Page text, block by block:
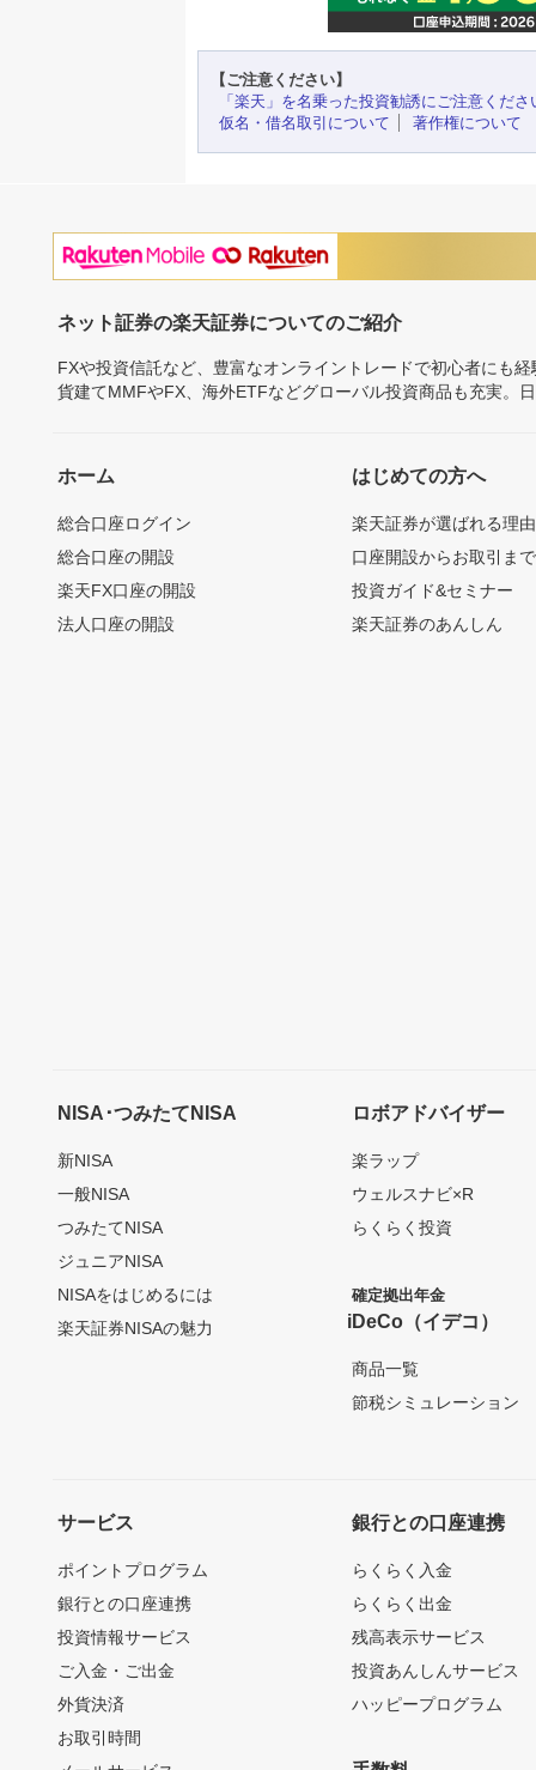
【ご注意ください】
「楽天」を名乗った投資勧誘にご注意くださ
仮名・借名取引について
著作権について
ネット証券の楽天証券についてのご紹介
FXや投資信託など、豊富なオンライントレードで初心者にも
貨建てMMFやFX、海外ETFなどグローバル投資商品も充実。
ホーム
総合口座ログイン
総合口座の開設
楽天FX口座の開設
法人口座の開設
はじめての方へ
楽天証券が選ばれる理由
口座開設からお取引ま
投資ガイド&セミナー
楽天証券のあんしん
NISA･つみたてNISA
新NISA
一般NISA
つみたてNISA
ジュニアNISA
NISAをはじめるには
楽天証券NISAの魅力
ロボアドバイザー
楽ラップ
ウェルスナビ×R
らくらく投資
確定拠出年金
iDeCo（イデコ）
商品一覧
節税シミュレーション
サービス
ポイントプログラム
銀行との口座連携
投資情報サービス
ご入金・ご出金
外貨決済
お取引時間
銀行との口座連携
らくらく入金
らくらく出金
残高表示サービス
投資あんしんサービス
ハッピープログラム